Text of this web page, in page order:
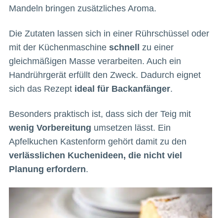
Mandeln bringen zusätzliches Aroma.
Die Zutaten lassen sich in einer Rührschüssel oder
mit der Küchenmaschine schnell zu einer
gleichmäßigen Masse verarbeiten. Auch ein
Handrührgerät erfüllt den Zweck. Dadurch eignet
sich das Rezept ideal für Backanfänger.
Besonders praktisch ist, dass sich der Teig mit
wenig Vorbereitung umsetzen lässt. Ein
Apfelkuchen Kastenform gehört damit zu den
verlässlichen Kuchenideen, die nicht viel
Planung erfordern.